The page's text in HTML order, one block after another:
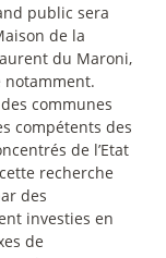
public sera
de la
du Maroni,
notamment.
communes
compétents des
de l’Etat
recherche
des
investies en
de